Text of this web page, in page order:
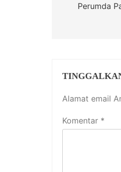
posPerumda
Alamat email
Komentar *